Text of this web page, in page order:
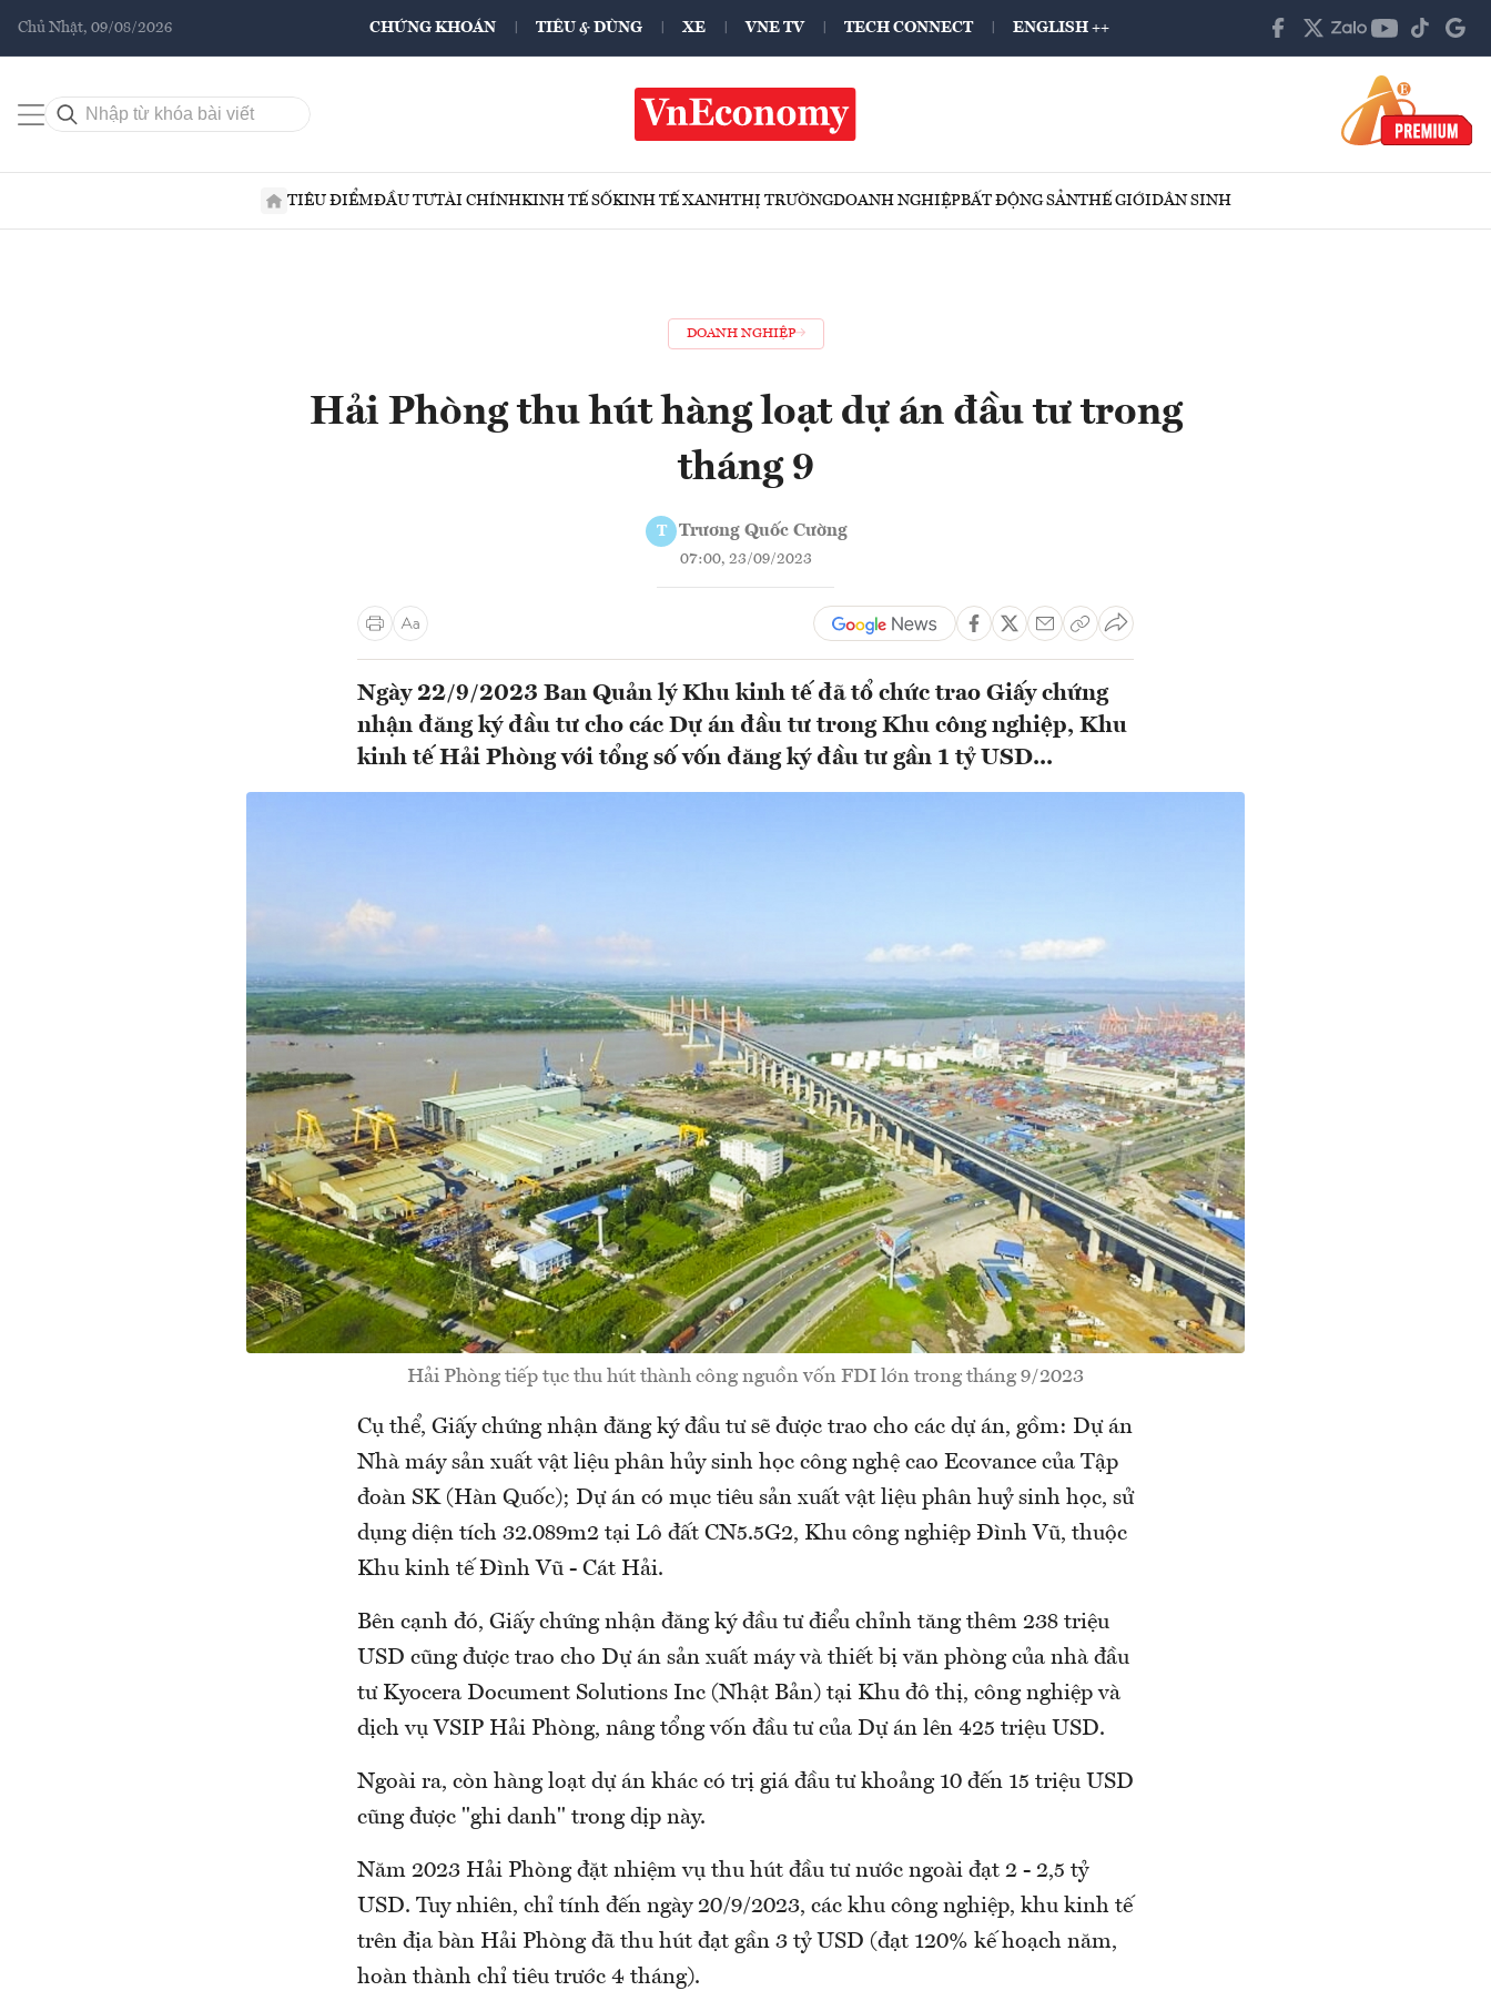
Chủ Nhật, 09/08/2026 CHỨNG KHOÁN TIÊU & DÙNG XE VNE TV TECH CONNECT ENGLISH ++
TIÊU ĐIỂMĐẦU TƯTÀI CHÍNHKINH TẾ SỐKINH TẾ XANHTHỊ TRƯỜNGDOANH NGHIỆPBẤT ĐỘNG SẢNTHẾ GIỚIDÂN SINH
DOANH NGHIỆP
Hải Phòng thu hút hàng loạt dự án đầu tư trong
tháng 9
T Trương Quốc Cường
07:00, 23/09/2023
Ngày 22/9/2023 Ban Quản lý Khu kinh tế đã tổ chức trao Giấy chứng
nhận đăng ký đầu tư cho các Dự án đầu tư trong Khu công nghiệp, Khu
kinh tế Hải Phòng với tổng số vốn đăng ký đầu tư gần 1 tỷ USD...
Hải Phòng tiếp tục thu hút thành công nguồn vốn FDI lớn trong tháng 9/2023
Cụ thể, Giấy chứng nhận đăng ký đầu tư sẽ được trao cho các dự án, gồm: Dự án
Nhà máy sản xuất vật liệu phân hủy sinh học công nghệ cao Ecovance của Tập
đoàn SK (Hàn Quốc); Dự án có mục tiêu sản xuất vật liệu phân huỷ sinh học, sử
dụng diện tích 32.089m2 tại Lô đất CN5.5G2, Khu công nghiệp Đình Vũ, thuộc
Khu kinh tế Đình Vũ - Cát Hải.
Bên cạnh đó, Giấy chứng nhận đăng ký đầu tư điểu chỉnh tăng thêm 238 triệu
USD cũng được trao cho Dự án sản xuất máy và thiết bị văn phòng của nhà đầu
tư Kyocera Document Solutions Inc (Nhật Bản) tại Khu đô thị, công nghiệp và
dịch vụ VSIP Hải Phòng, nâng tổng vốn đầu tư của Dự án lên 425 triệu USD.
Ngoài ra, còn hàng loạt dự án khác có trị giá đầu tư khoảng 10 đến 15 triệu USD
cũng được "ghi danh" trong dịp này.
Năm 2023 Hải Phòng đặt nhiệm vụ thu hút đầu tư nước ngoài đạt 2 - 2,5 tỷ
USD. Tuy nhiên, chỉ tính đến ngày 20/9/2023, các khu công nghiệp, khu kinh tế
trên địa bàn Hải Phòng đã thu hút đạt gần 3 tỷ USD (đạt 120% kế hoạch năm,
hoàn thành chỉ tiêu trước 4 tháng).